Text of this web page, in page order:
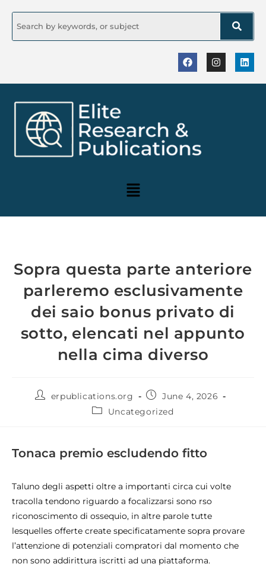
Sopra questa parte anteriore
parleremo esclusivamente
dei saio bonus privato di
sotto, elencati nel appunto
nella cima diverso
erpublications.org
June 4, 2026
Uncategorized
Tonaca premio escludendo fitto
Taluno degli aspetti oltre a importanti circa cui volte
tracolla tendono riguardo a focalizzarsi sono rso
riconoscimento di ossequio, in altre parole tutte
lesquelles offerte create specificatamente sopra provare
l’attenzione di potenziali compratori dal momento che
non sono addirittura iscritti ad una piattaforma.